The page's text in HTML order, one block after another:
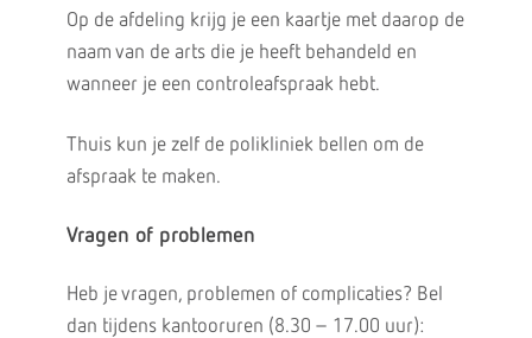
Op de afdeling krijg je een kaartje met daarop de
naam van de arts die je heeft behandeld en
wanneer je een controleafspraak hebt.
Thuis kun je zelf de polikliniek bellen om de
afspraak te maken.
Vragen of problemen
Heb je vragen, problemen of complicaties? Bel
dan tijdens kantooruren (8.30 – 17.00 uur):